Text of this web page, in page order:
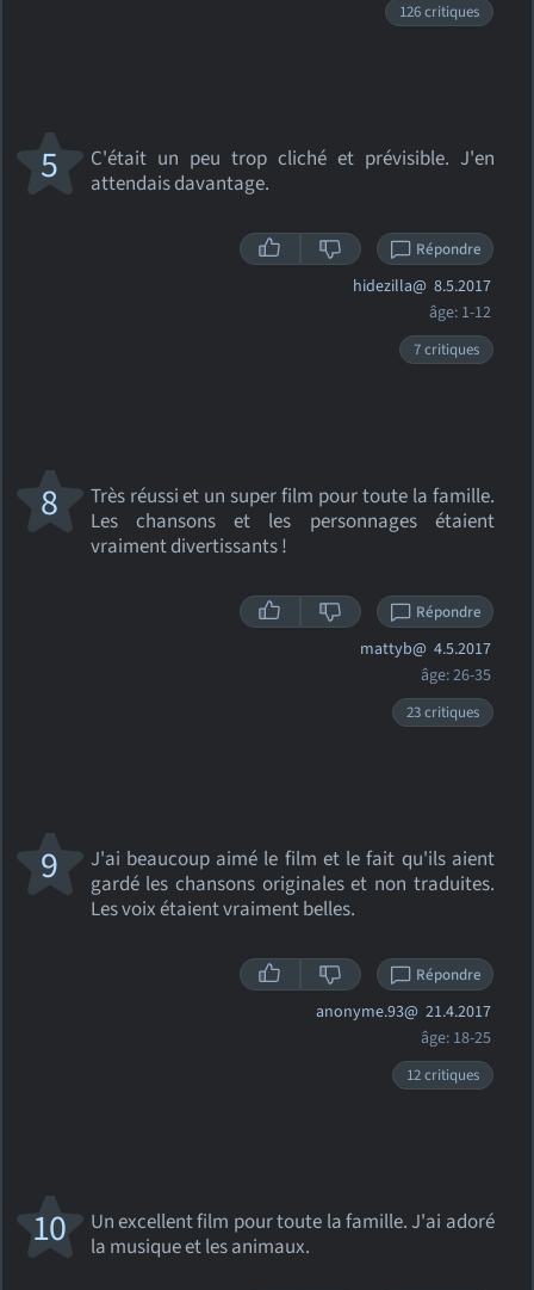
126 critiques
C'était un peu trop cliché et prévisible. J'en
attendais davantage.
5
Répondre
hidezilla@ 8.5.2017
âge: 1-12
7 critiques
Très réussi et un super film pour toute la famille.
Les chansons et les personnages étaient
vraiment divertissants !
8
Répondre
mattyb@ 4.5.2017
âge: 26-35
23 critiques
J'ai beaucoup aimé le film et le fait qu'ils aient
gardé les chansons originales et non traduites.
Les voix étaient vraiment belles.
9
Répondre
anonyme.93@ 21.4.2017
âge: 18-25
12 critiques
Un excellent film pour toute la famille. J'ai adoré
la musique et les animaux.
10